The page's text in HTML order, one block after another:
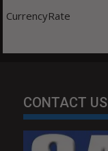
CurrencyRate
CONTACT US